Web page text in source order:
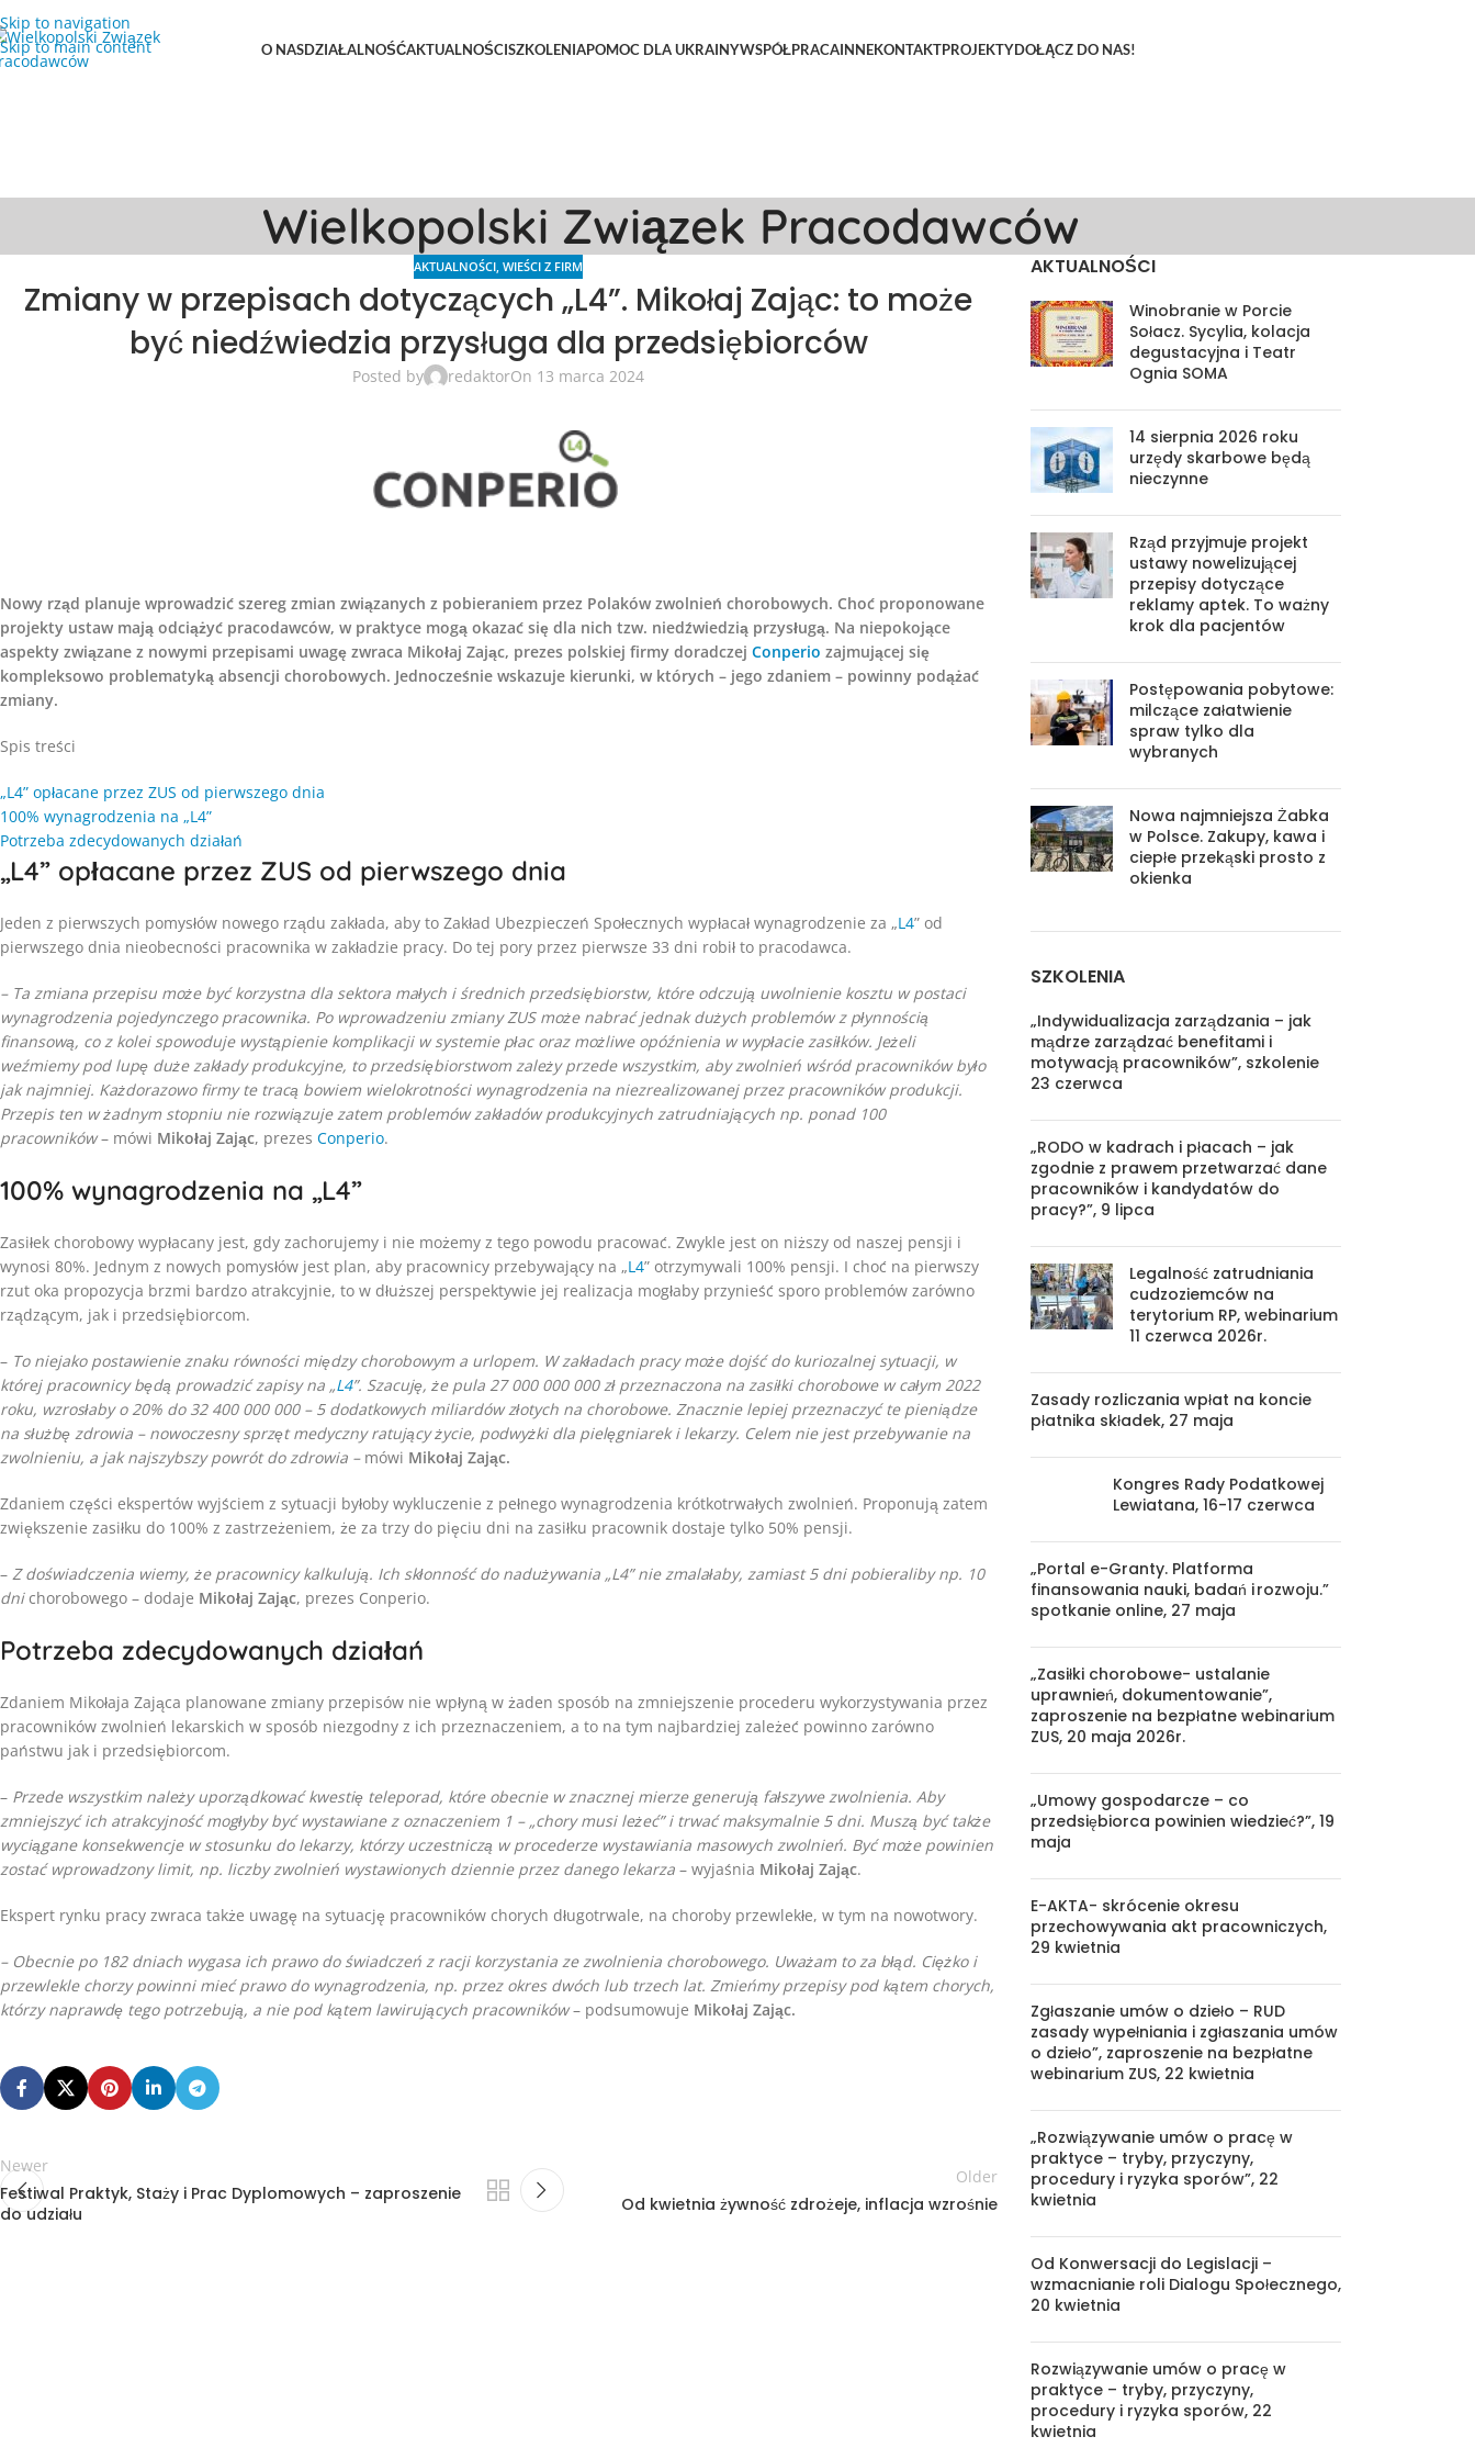
Skip to navigation
Skip to main content
O NASDZIAŁALNOŚĆAKTUALNOŚCISZKOLENIAPOMOC DLA UKRAINYWSPÓŁPRACAINNEKONTAKTPROJEKTYDOŁĄCZ DO NAS!
Wielkopolski Związek Pracodawców
AKTUALNOŚCI,WIEŚCI Z FIRM
Zmiany w przepisach dotyczących „L4”. Mikołaj Zając: to może
być niedźwiedzia przysługa dla przedsiębiorców
Posted by redaktorOn 13 marca 2024
Nowy rząd planuje wprowadzić szereg zmian związanych z pobieraniem przez Polaków zwolnień chorobowych. Choć proponowane
projekty ustaw mają odciążyć pracodawców, w praktyce mogą okazać się dla nich tzw. niedźwiedzią przysługą. Na niepokojące
aspekty związane z nowymi przepisami uwagę zwraca Mikołaj Zając, prezes polskiej firmy doradczej Conperio zajmującej się
kompleksowo problematyką absencji chorobowych. Jednocześnie wskazuje kierunki, w których – jego zdaniem – powinny podążać
zmiany.
Spis treści
„L4” opłacane przez ZUS od pierwszego dnia
100% wynagrodzenia na „L4”
Potrzeba zdecydowanych działań
„L4” opłacane przez ZUS od pierwszego dnia
Jeden z pierwszych pomysłów nowego rządu zakłada, aby to Zakład Ubezpieczeń Społecznych wypłacał wynagrodzenie za „L4” od
pierwszego dnia nieobecności pracownika w zakładzie pracy. Do tej pory przez pierwsze 33 dni robił to pracodawca.
– Ta zmiana przepisu może być korzystna dla sektora małych i średnich przedsiębiorstw, które odczują uwolnienie kosztu w postaci
wynagrodzenia pojedynczego pracownika. Po wprowadzeniu zmiany ZUS może nabrać jednak dużych problemów z płynnością
finansową, co z kolei spowoduje wystąpienie komplikacji w systemie płac oraz możliwe opóźnienia w wypłacie zasiłków. Jeżeli
weźmiemy pod lupę duże zakłady produkcyjne, to przedsiębiorstwom zależy przede wszystkim, aby zwolnień wśród pracowników było
jak najmniej. Każdorazowo firmy te tracą bowiem wielokrotności wynagrodzenia na niezrealizowanej przez pracowników produkcji.
Przepis ten w żadnym stopniu nie rozwiązuje zatem problemów zakładów produkcyjnych zatrudniających np. ponad 100
pracowników– mówi Mikołaj Zając, prezes Conperio.
100% wynagrodzenia na „L4”
Zasiłek chorobowy wypłacany jest, gdy zachorujemy i nie możemy z tego powodu pracować. Zwykle jest on niższy od naszej pensji i
wynosi 80%. Jednym z nowych pomysłów jest plan, aby pracownicy przebywający na „L4” otrzymywali 100% pensji. I choć na pierwszy
rzut oka propozycja brzmi bardzo atrakcyjnie, to w dłuższej perspektywie jej realizacja mogłaby przynieść sporo problemów zarówno
rządzącym, jak i przedsiębiorcom.
– To niejako postawienie znaku równości między chorobowym a urlopem. W zakładach pracy może dojść do kuriozalnej sytuacji, w
której pracownicy będą prowadzić zapisy na „L4”. Szacuję, że pula 27 000 000 000 zł przeznaczona na zasiłki chorobowe w całym 2022
roku, wzrosłaby o 20% do 32 400 000 000 – 5 dodatkowych miliardów złotych na chorobowe. Znacznie lepiej przeznaczyć te pieniądze
na służbę zdrowia – nowoczesny sprzęt medyczny ratujący życie, podwyżki dla pielęgniarek i lekarzy. Celem nie jest przebywanie na
zwolnieniu, a jak najszybszy powrót do zdrowia – mówi Mikołaj Zając.
Zdaniem części ekspertów wyjściem z sytuacji byłoby wykluczenie z pełnego wynagrodzenia krótkotrwałych zwolnień. Proponują zatem
zwiększenie zasiłku do 100% z zastrzeżeniem, że za trzy do pięciu dni na zasiłku pracownik dostaje tylko 50% pensji.
– Z doświadczenia wiemy, że pracownicy kalkulują. Ich skłonność do nadużywania „L4” nie zmalałaby, zamiast 5 dni pobieraliby np. 10
dnichorobowego – dodaje Mikołaj Zając, prezes Conperio.
Potrzeba zdecydowanych działań
Zdaniem Mikołaja Zająca planowane zmiany przepisów nie wpłyną w żaden sposób na zmniejszenie procederu wykorzystywania przez
pracowników zwolnień lekarskich w sposób niezgodny z ich przeznaczeniem, a to na tym najbardziej zależeć powinno zarówno
państwu jak i przedsiębiorcom.
– Przede wszystkim należy uporządkować kwestię teleporad, które obecnie w znacznej mierze generują fałszywe zwolnienia. Aby
zmniejszyć ich atrakcyjność mogłyby być wystawiane z oznaczeniem 1 – „chory musi leżeć” i trwać maksymalnie 5 dni. Muszą być także
wyciągane konsekwencje w stosunku do lekarzy, którzy uczestniczą w procederze wystawiania masowych zwolnień. Być może powinien
zostać wprowadzony limit, np. liczby zwolnień wystawionych dziennie przez danego lekarza – wyjaśnia Mikołaj Zając.
Ekspert rynku pracy zwraca także uwagę na sytuację pracowników chorych długotrwale, na choroby przewlekłe, w tym na nowotwory.
– Obecnie po 182 dniach wygasa ich prawo do świadczeń z racji korzystania ze zwolnienia chorobowego. Uważam to za błąd. Ciężko i
przewlekle chorzy powinni mieć prawo do wynagrodzenia, np. przez okres dwóch lub trzech lat. Zmieńmy przepisy pod kątem chorych,
którzy naprawdę tego potrzebują, a nie pod kątem lawirujących pracowników– podsumowuje Mikołaj Zając.
Newer
Festiwal Praktyk, Staży i Prac Dyplomowych – zaproszenie
do udziału
Older
Od kwietnia żywność zdrożeje, inflacja wzrośnie
AKTUALNOŚCI
Winobranie w Porcie
Sołacz. Sycylia, kolacja
degustacyjna i Teatr
Ognia SOMA
14 sierpnia 2026 roku
urzędy skarbowe będą
nieczynne
Rząd przyjmuje projekt
ustawy nowelizującej
przepisy dotyczące
reklamy aptek. To ważny
krok dla pacjentów
Postępowania pobytowe:
milczące załatwienie
spraw tylko dla
wybranych
Nowa najmniejsza Żabka
w Polsce. Zakupy, kawa i
ciepłe przekąski prosto z
okienka
SZKOLENIA
„Indywidualizacja zarządzania – jak
mądrze zarządzać benefitami i
motywacją pracowników”, szkolenie
23 czerwca
„RODO w kadrach i płacach – jak
zgodnie z prawem przetwarzać dane
pracowników i kandydatów do
pracy?”, 9 lipca
Legalność zatrudniania
cudzoziemców na
terytorium RP, webinarium
11 czerwca 2026r.
Zasady rozliczania wpłat na koncie
płatnika składek, 27 maja
Kongres Rady Podatkowej
Lewiatana, 16-17 czerwca
„Portal e-Granty. Platforma
finansowania nauki, badań i rozwoju.”
spotkanie online, 27 maja
„Zasiłki chorobowe- ustalanie
uprawnień, dokumentowanie”,
zaproszenie na bezpłatne webinarium
ZUS, 20 maja 2026r.
„Umowy gospodarcze – co
przedsiębiorca powinien wiedzieć?”, 19
maja
E-AKTA- skrócenie okresu
przechowywania akt pracowniczych,
29 kwietnia
Zgłaszanie umów o dzieło – RUD
zasady wypełniania i zgłaszania umów
o dzieło”, zaproszenie na bezpłatne
webinarium ZUS, 22 kwietnia
„Rozwiązywanie umów o pracę w
praktyce – tryby, przyczyny,
procedury i ryzyka sporów”, 22
kwietnia
Od Konwersacji do Legislacji –
wzmacnianie roli Dialogu Społecznego,
20 kwietnia
Rozwiązywanie umów o pracę w
praktyce – tryby, przyczyny,
procedury i ryzyka sporów, 22
kwietnia